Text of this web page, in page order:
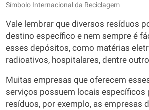
Símbolo Internacional da Reciclagem
Vale lembrar que diversos resíduos
destino específico e nem sempre é
esses depósitos, como matérias
radioativos, hospitalares, dentre
Muitas empresas que oferecem
serviços possuem locais específicos
resíduos, por exemplo, as empresas